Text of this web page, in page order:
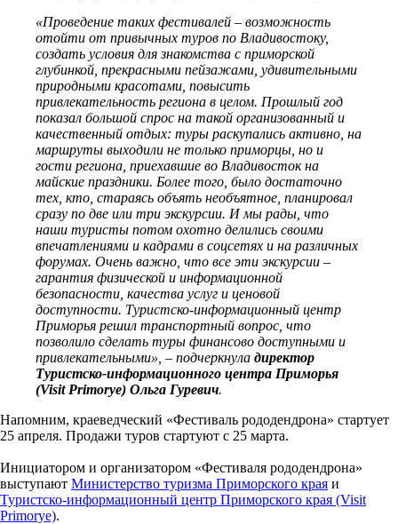
«Проведение таких фестивалей – возможность
отойти от привычных туров по Владивостоку,
создать условия для знакомства с приморской
глубинкой, прекрасными пейзажами, удивительными
природными красотами, повысить
привлекательность региона в целом. Прошлый год
показал большой спрос на такой организованный и
качественный отдых: туры раскупались активно, на
маршруты выходили не только приморцы, но и
гости региона, приехавшие во Владивосток на
майские праздники. Более того, было достаточно
тех, кто, стараясь объять необъятное, планировал
сразу по две или три экскурсии. И мы рады, что
наши туристы потом охотно делились своими
впечатлениями и кадрами в соцсетях и на различных
форумах. Очень важно, что все эти экскурсии –
гарантия физической и информационной
безопасности, качества услуг и ценовой
доступности. Туристско-информационный центр
Приморья решил транспортный вопрос, что
позволило сделать туры финансово доступными и
привлекательными», – подчеркнула директор
Туристско-информационного центра Приморья
(Visit Primorye) Ольга Гуревич.
Напомним, краеведческий «Фестиваль рододендрона» стартует
25 апреля. Продажи туров стартуют с 25 марта.
Инициатором и организатором «Фестиваля рододендрона»
выступают Министерство туризма Приморского края и
Туристско-информационный центр Приморского края (Visit
Primorye).